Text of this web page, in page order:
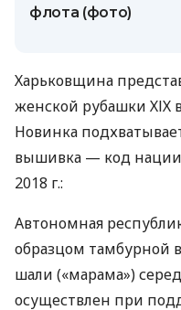
флота (фото)
Харьковщина
женской рубашки ХІХ
Новинка
вышивка — код
2018 г.:
Автономная
образцом тамбурной
шали («марама»)
осуществлен при